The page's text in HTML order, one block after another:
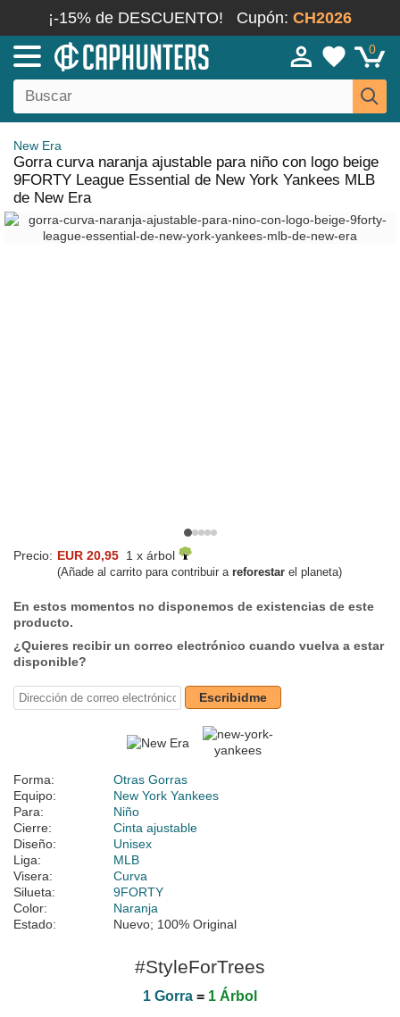
¡-15% de DESCUENTO! Cupón: CH2026
0
New Era
Gorra curva naranja ajustable para niño con logo beige
9FORTY League Essential de New York Yankees MLB
de New Era
Precio: EUR 20,95 1 x árbol
(Añade al carrito para contribuir a reforestar el planeta)
En estos momentos no disponemos de existencias de este
producto.
¿Quieres recibir un correo electrónico cuando vuelva a estar
disponible?
Escribidme
Forma:
Otras Gorras
Equipo:
New York Yankees
Para:
Niño
Cierre:
Cinta ajustable
Diseño:
Unisex
Liga:
MLB
Visera:
Curva
Silueta:
9FORTY
Color:
Naranja
Estado:
Nuevo; 100% Original
#StyleForTrees
1 Gorra = 1 Árbol